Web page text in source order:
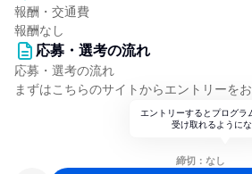
報酬・交通費
報酬なし
応募・選考の流れ
応募・選考の流れ
まずはこちらのサイトからエントリーをお
エントリーするとプログラ
受け取れるように
締切：なし